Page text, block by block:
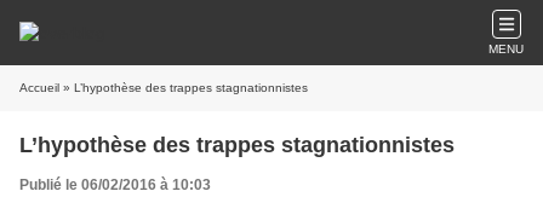
MENU
Accueil » L’hypothèse des trappes stagnationnistes
L’hypothèse des trappes stagnationnistes
Publié le 06/02/2016 à 10:03